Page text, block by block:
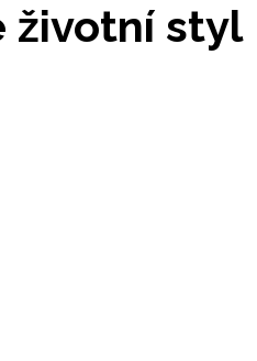
životní styl